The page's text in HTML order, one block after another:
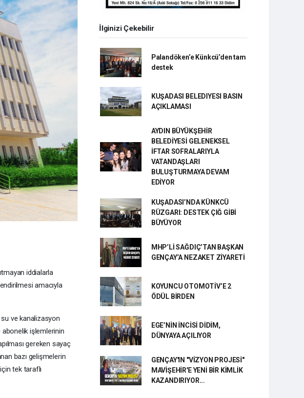
iddialarla
amacıyla
su ve kanalizasyon
abonelik işlemlerinin
gereken sayaç
bazı gelişmelerin
tek taraflı
İlginizi Çekebilir
Palandöken’e Künkcü’den tam
destek
KUŞADASI BELEDIYESI BASIN
AÇIKLAMASI
AYDIN BÜYÜKŞEHİR
BELEDİYESİ GELENEKSEL
İFTAR SOFRALARIYLA
VATANDAŞLARI
BULUŞTURMAYA DEVAM
EDİYOR
KUŞADASI’NDA KÜNKCÜ
RÜZGARI: DESTEK ÇIĞ GİBİ
BÜYÜYOR
MHP’Lİ SAĞDIÇ’TAN BAŞKAN
GENÇAY’A NEZAKET ZİYARETİ
KOYUNCU OTOMOTİV’E 2
ÖDÜL BİRDEN
EGE’NİN İNCİSİ DİDİM,
DÜNYAYA AÇILIYOR
GENÇAY'IN "VİZYON PROJESİ"
MAVİŞEHİR'E YENİ BİR KİMLİK
KAZANDIRIYOR...